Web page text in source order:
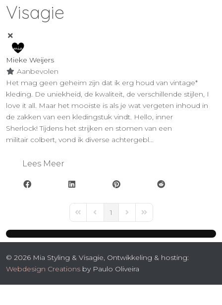
Visagie
Mieke Weijers
Aanbevolen
Het mag geen geheim zijn dat ik erg houd van vintage*
kleding. De uniekheid, de kwaliteit, de verschillende stijlen, I
love it all. Maar het mooiste is als je wat vergeten inhoud in
de zakken van een kledingstuk vindt. Hello, inner
Sherlock! Tijdens het strijken en stomen van een
militair colbert, vond ik diverse achtergebl...
Lees Meer
First PagePrevious Page
1 Next PageLast Page
© 2026 Mia Styling & Visagie, Ontwikkeling & hosting:
Webdesign Creations by Paulo Oliveira